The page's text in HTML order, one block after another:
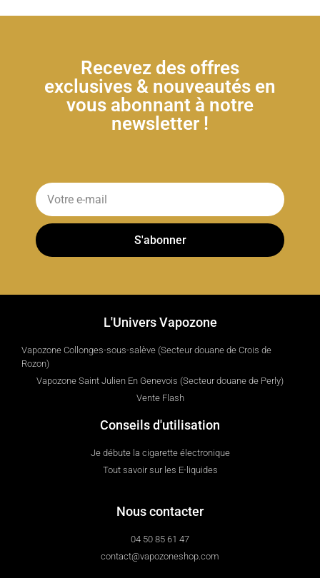
Recevez des offres
exclusives & nouveautés en
vous abonnant à notre
newsletter !
S'abonner
L'Univers Vapozone
Vapozone Collonges-sous-salève (Secteur douane de Crois de
Rozon)
Vapozone Saint Julien En Genevois (Secteur douane de Perly)
Vente Flash
Conseils d'utilisation
Je débute la cigarette électronique
Tout savoir sur les E-liquides
Nous contacter
04 50 85 61 47
contact@vapozoneshop.com